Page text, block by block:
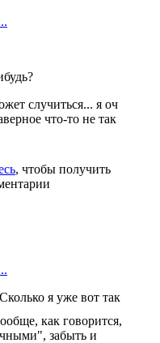
случиться... я оч
что-то не так
, чтобы получить
я уже вот так
как говорится,
забыть и